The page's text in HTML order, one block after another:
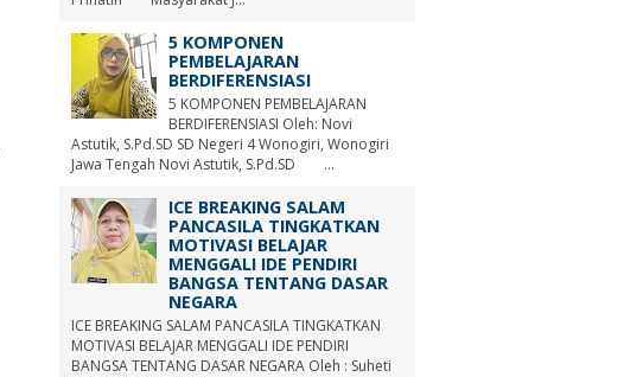
5 KOMPONEN
PEMBELAJARAN
BERDIFERENSIASI
5 KOMPONEN PEMBELAJARAN
BERDIFERENSIASI Oleh: Novi
Astutik, S.Pd.SD SD Negeri 4 Wonogiri, Wonogiri
Jawa Tengah Novi Astutik, S.Pd.SD ...
ICE BREAKING SALAM
PANCASILA TINGKATKAN
MOTIVASI BELAJAR
MENGGALI IDE PENDIRI
BANGSA TENTANG DASAR
NEGARA
ICE BREAKING SALAM PANCASILA TINGKATKAN
MOTIVASI BELAJAR MENGGALI IDE PENDIRI
BANGSA TENTANG DASAR NEGARA Oleh : Suheti